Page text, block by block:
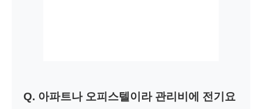
Q. 아파트나 오피스텔이라 관리비에 전기요